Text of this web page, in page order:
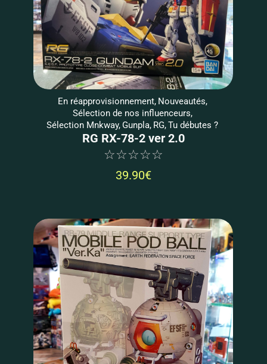
En réapprovisionnement, Nouveautés,
Sélection de nos influenceurs,
Sélection Mnkway,Gunpla, RG,Tu débutes ?
RG RX-78-2 ver 2.0
☆☆☆☆☆
39.90€